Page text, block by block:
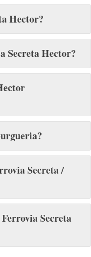
Hector?
Secreta Hector?
Secreta /
Secreta